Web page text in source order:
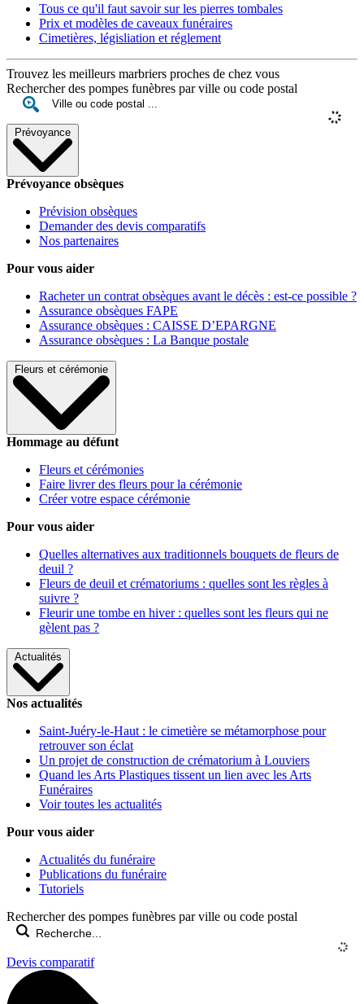
Tous ce qu'il faut savoir sur les pierres tombales
Prix et modèles de caveaux funéraires
Cimetières, législiation et réglement
Trouvez les meilleurs marbriers proches de chez vous
Rechercher des pompes funèbres par ville ou code postal
Prévoyance
Prévoyance obsèques
Prévision obsèques
Demander des devis comparatifs
Nos partenaires
Pour vous aider
Racheter un contrat obsèques avant le décès : est-ce possible ?
Assurance obsèques FAPE
Assurance obsèques : CAISSE D’EPARGNE
Assurance obsèques : La Banque postale
Fleurs et cérémonie
Hommage au défunt
Fleurs et cérémonies
Faire livrer des fleurs pour la cérémonie
Créer votre espace cérémonie
Pour vous aider
Quelles alternatives aux traditionnels bouquets de fleurs de
deuil ?
Fleurs de deuil et crématoriums : quelles sont les règles à
suivre ?
Fleurir une tombe en hiver : quelles sont les fleurs qui ne
gèlent pas ?
Actualités
Nos actualités
Saint-Juéry-le-Haut : le cimetière se métamorphose pour
retrouver son éclat
Un projet de construction de crématorium à Louviers
Quand les Arts Plastiques tissent un lien avec les Arts
Funéraires
Voir toutes les actualités
Pour vous aider
Actualités du funéraire
Publications du funéraire
Tutoriels
Rechercher des pompes funèbres par ville ou code postal
Devis comparatif